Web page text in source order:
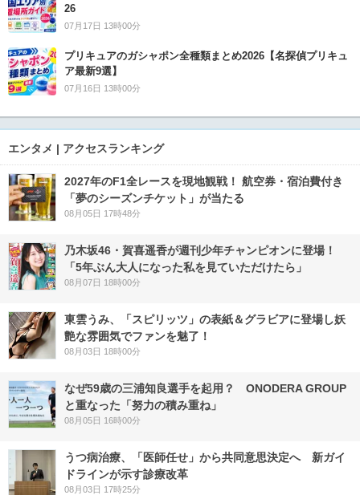
26
07月17日 13時00分
プリキュアのガシャポン全種類まとめ2026【名探偵プリキュ
ア最新9選】
07月16日 13時00分
エンタメ | アクセスランキング
2027年のF1全レースを現地観戦！ 航空券・宿泊費付き
「夢のシーズンチケット」が当たる
08月05日 17時48分
乃木坂46・賀喜遥香が週刊少年チャンピオンに登場！
「5年ぶん大人になった私を見ていただけたら」
08月07日 18時00分
東雲うみ、「スピリッツ」の表紙＆グラビアに登場し妖
艶な雰囲気でファンを魅了！
08月03日 18時00分
なぜ59歳の三浦知良選手を起用？ ONODERA GROUP
と重なった「努力の積み重ね」
08月05日 16時00分
うつ病治療、「医師任せ」から共同意思決定へ 新ガイ
ドラインが示す診療改革
08月03日 17時25分